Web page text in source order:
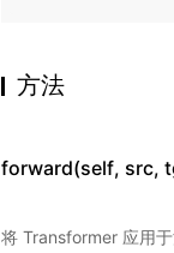
方法
forward(self, src,
将 Transformer 应用